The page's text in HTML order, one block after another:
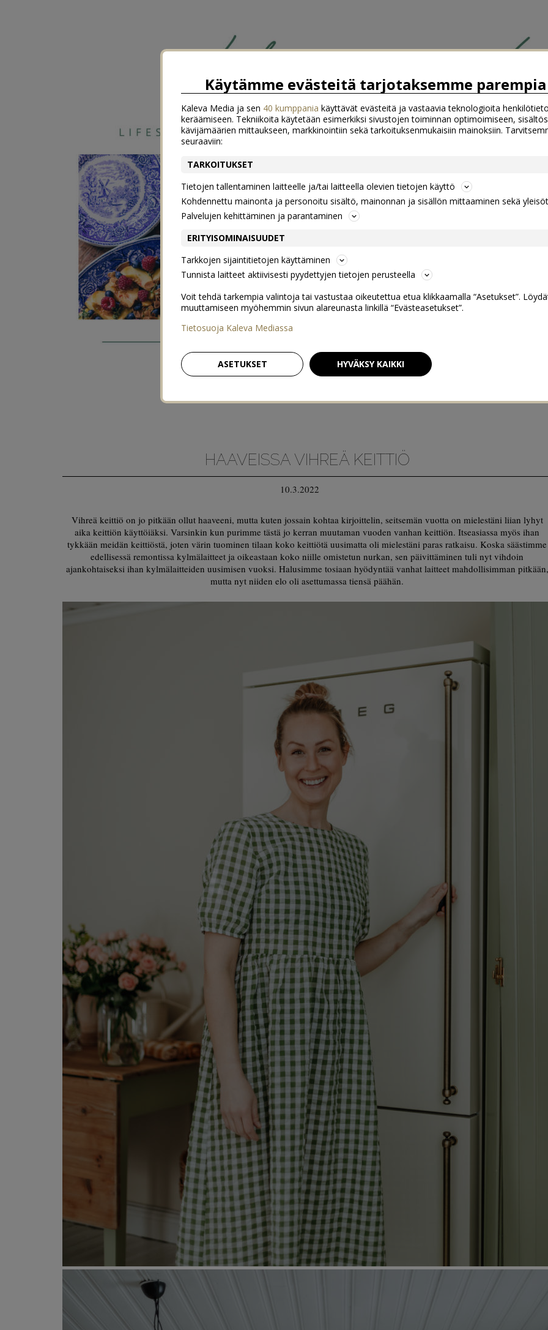
HAAVEISSA VIHREÄ KEITTIÖ
10.3.2022
Vihreä keittiö on jo pitkään ollut haaveeni, mutta kuten jossain kohtaa kirjoittelin, seitsemän vuotta on mielestäni liian lyhyt
aika keittiön käyttöiäksi. Varsinkin kun purimme tästä jo kerran muutaman vuoden vanhan keittiön. Itseasiassa myös ihan
tykkään meidän keittiöstä, joten värin tuominen tilaan koko keittiötä uusimatta oli mielestäni paras ratkaisu. Koska säästimme
edellisessä remontissa kylmälaitteet ja oikeastaan koko niille omistetun nurkan, sen päivittäminen tuli nyt vihdoin
ajankohtaiseksi ihan kylmälaitteiden uusimisen vuoksi. Halusimme tosiaan hyödyntää vanhat laitteet mahdollisimman pitkään,
mutta nyt niiden elo oli asettumassa tiensä päähän.
Käytämme evästeitä tarjotaksemme
Kaleva Media ja sen 40 kumppania käyttävät evästeitä ja vastaavia teknologioita
keräämiseen. Tekniikoita käytetään esimerkiksi sivustojen toiminnan optimoimiseen,
kävijämäärien mittaukseen, markkinointiin sekä tarkoituksenmukaisiin mainoksiin.
seuraaviin:
TARKOITUKSET
Tietojen tallentaminen laitteelle ja/tai laitteella olevien tietojen käyttö
Kohdennettu mainonta ja personoitu sisältö, mainonnan ja sisällön mittaaminen sekä
Palvelujen kehittäminen ja parantaminen
ERITYISOMINAISUUDET
Tarkkojen sijaintitietojen käyttäminen
Tunnista laitteet aktiivisesti pyydettyjen tietojen perusteella
Voit tehdä tarkempia valintoja tai vastustaa oikeutettua etua klikkaamalla “Asetukset”.
muuttamiseen myöhemmin sivun alareunasta linkillä “Evästeasetukset”.
Tietosuoja Kaleva Mediassa
ASETUKSET HYVÄKSY KAIKKI